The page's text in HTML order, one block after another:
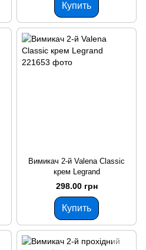
Купить
Вимикач 2-й Valena Classic
крем Legrand
298.00 грн
Купить